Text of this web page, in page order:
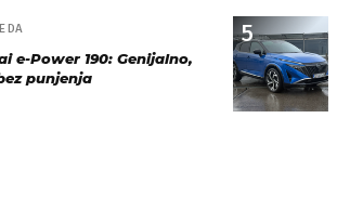
5
e-Power 190: Genijalno,
punjenja